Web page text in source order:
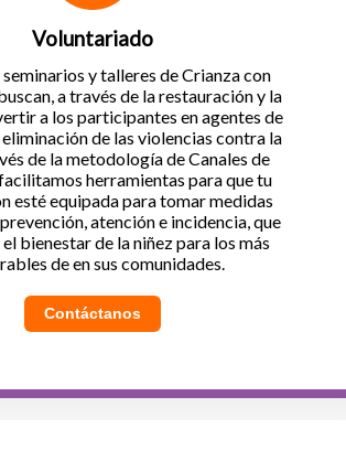
Voluntariado
y talleres de Crianza con
a través de la restauración y la
a los participantes en agentes de
de las violencias contra la
de la metodología de Canales de
herramientas para que tu
esté equipada para tomar medidas
atención e incidencia, que
bienestar de la niñez para los más
de en sus comunidades.
Contáctanos